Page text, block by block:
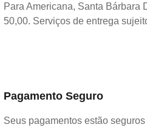
Para Americana, Santa Bárbara
50,00. Serviços de entrega
Pagamento Seguro
Seus pagamentos estão